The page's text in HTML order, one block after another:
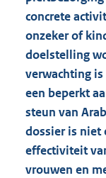
concrete
onzeker of
doelstelling
verwachting
een beperkt
steun van
dossier is niet
effectiviteit
vrouwen en